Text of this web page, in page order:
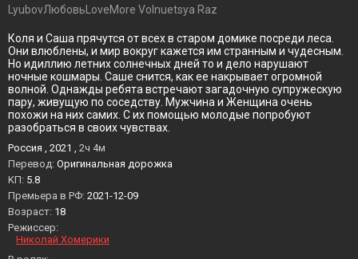
LyubovЛюбовьLoveMore Volnuetsya Raz
Коля и Саша прячутся от всех в старом домике посреди леса.
Они влюблены, и мир вокруг кажется им странным и чудесным.
Но идиллию летних солнечных дней то и дело нарушают
ночные кошмары. Саше снится, как ее накрывает огромной
волной. Однажды ребята встречают загадочную супружескую
пару, живущую по соседству. Мужчина и Женщина очень
похожи на них самих. С их помощью молодые попробуют
разобраться в своих чувствах.
Россия , 2021 , 2ч 4м
Перевод: Оригинальная дорожка
KП: 5.8
Премьера в РФ: 2021-12-09
Возраст: 18
Режиссер:
Николай Хомерики